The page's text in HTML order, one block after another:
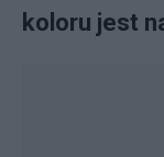
koloru jest